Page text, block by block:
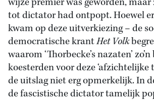
tot dictator had ontpopt. Hoewel
kwam op deze uitverkiezing – de
democratische krantHet Volk
waarom ‘Thorbecke’s nazaten’
koesterden voor deze ‘afzichtelijke
de uitslag niet erg opmerkelijk. In
de fascistische dictator tamelijk